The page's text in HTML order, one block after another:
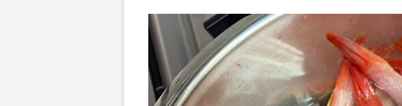
春
食
事
会
（旧